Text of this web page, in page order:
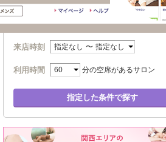
13:10:18 JST
13:10:18 JST
2026
来店時刻 指定なし 〜 指定なし
利用時間 分の空席があるサロン
指定した条件で探す